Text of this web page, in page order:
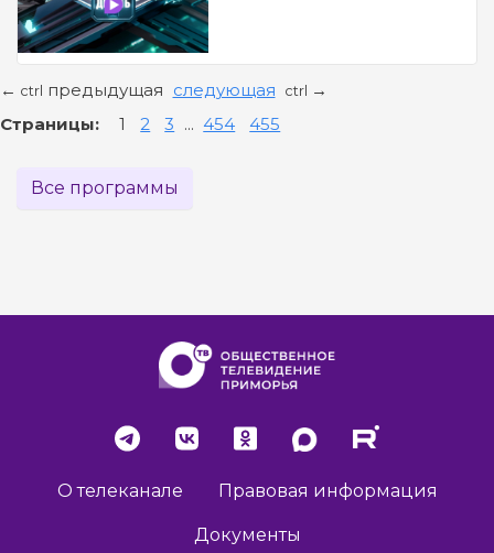
← ctrl предыдущая следующая ctrl →
Страницы: 1 2 3 ... 454 455
Все программы
О телеканале Правовая информация
Документы